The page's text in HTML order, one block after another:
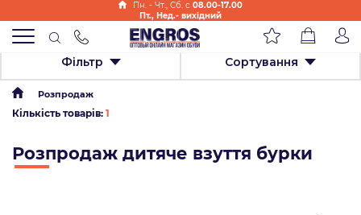
Пн. - Чт., Cб. с 08.00-17.00
Пт., Нед.- вихідний
Фільтр Сортування
Розпродаж
Кількість товарів: 1
Розпродаж дитяче взуття бурки